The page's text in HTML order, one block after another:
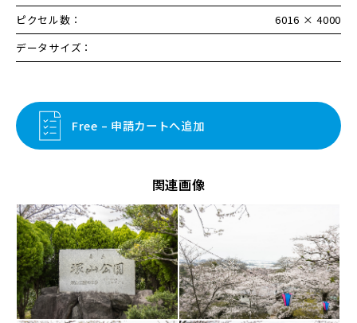
ピクセル数：
6016 × 4000
データサイズ：
Free – 申請カートへ追加
関連画像